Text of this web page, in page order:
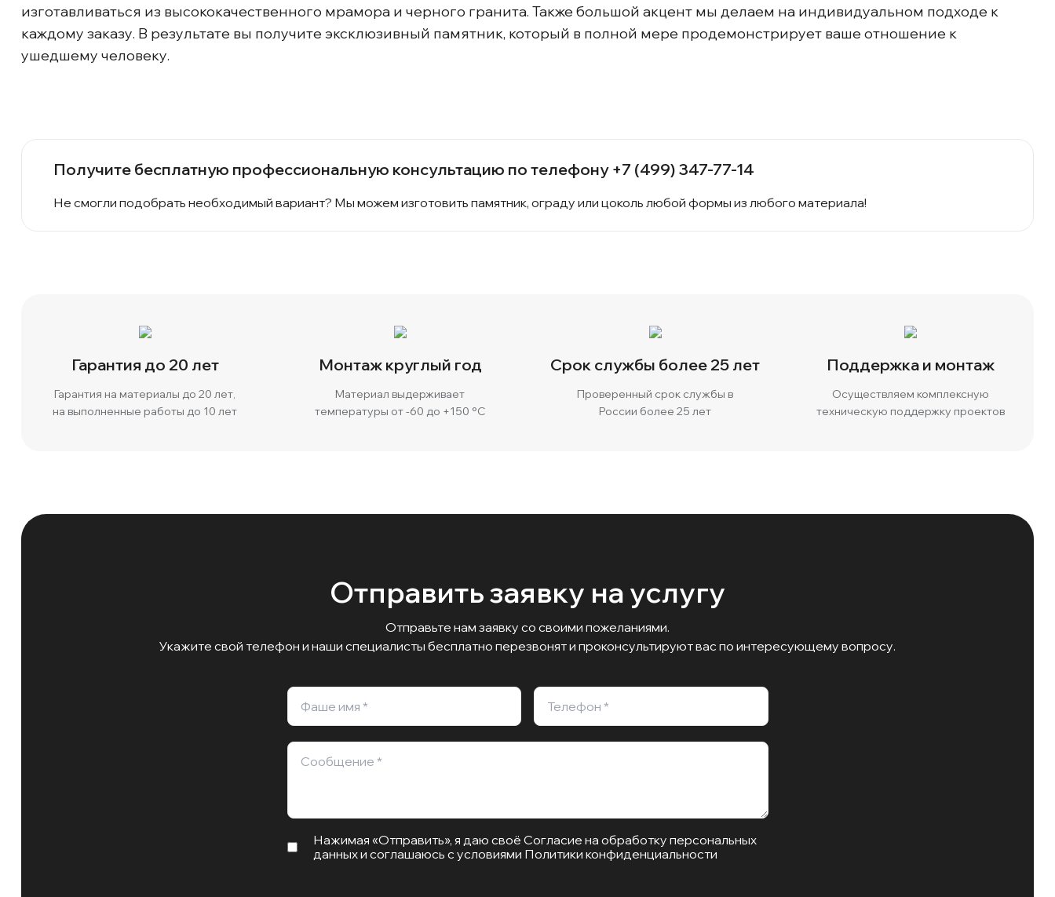
изготавливаться из высококачественного мрамора и черного гранита. Также большой акцент мы делаем на индивидуальном подходе к
каждому заказу. В результате вы получите эксклюзивный памятник, который в полной мере продемонстрирует ваше отношение к
ушедшему человеку.
Получите бесплатную профессиональную консультацию по телефону +7 (499) 347-77-14
Не смогли подобрать необходимый вариант? Мы можем изготовить памятник, ограду или цоколь любой формы из любого материала!
Гарантия до 20 лет
Гарантия на материалы до 20 лет,
на выполненные работы до 10 лет
Монтаж круглый год
Материал выдерживает
температуры от -60 до +150 °C
Срок службы более 25 лет
Проверенный срок службы в
России более 25 лет
Поддержка и монтаж
Осуществляем комплексную
техническую поддержку проектов
Отправить заявку на услугу
Отправьте нам заявку со своими пожеланиями.
Укажите свой телефон и наши специалисты бесплатно перезвонят и проконсультируют вас по интересующему вопросу.
Нажимая «Отправить», я даю своё Согласие на обработку персональных
данныхи соглашаюсь с условиями Политики конфиденциальности